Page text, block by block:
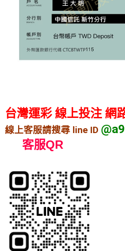
台灣運彩 線上投注 網
線上客服請搜尋 line ID
客服QR